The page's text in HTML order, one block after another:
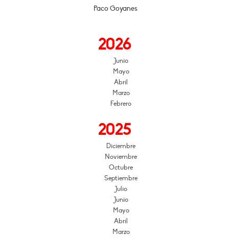
Paco Goyanes
2026
Junio
Mayo
Abril
Marzo
Febrero
2025
Diciembre
Noviembre
Octubre
Septiembre
Julio
Junio
Mayo
Abril
Marzo